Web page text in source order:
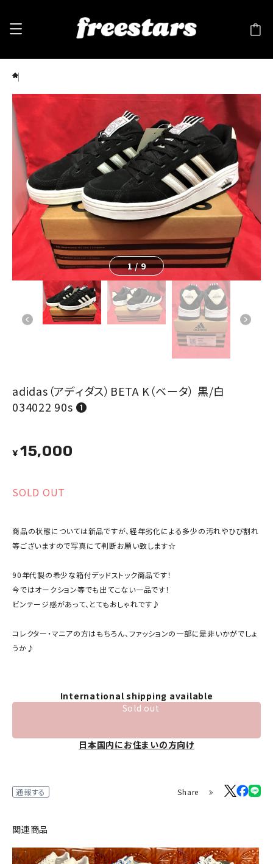
1/9
adidas（アディダス）BETA K（ベータ） 黒/白
034022 90s ❶
¥15,000
SOLD OUT
商品の状態については新品ですが、経年劣化による多少の汚れやひび割れ
等ございますので写真にて判断お願い致します☆
90年代製の希少な箱付デッドストック商品です！
今ではオークション等でも出てこない一品です！
ビンテージ感があって、とてもおしゃれです♪
コレクター・マニアの方はもちろん、ファッションの一部に是非いかがでしょ
うか♪
International shipping available
Sold out
日本国内にお住まいの方向け
通報する Share
関連商品